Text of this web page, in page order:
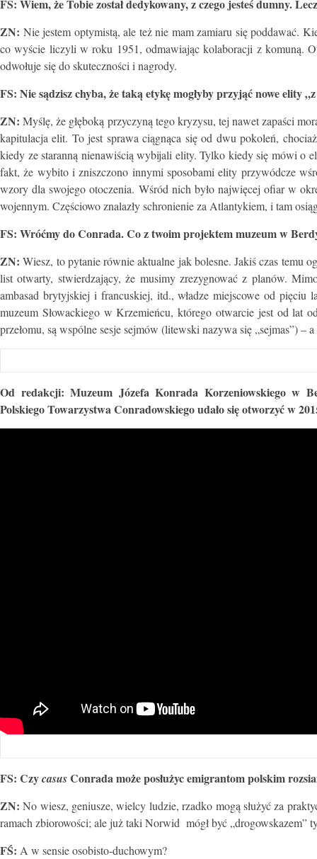
FS: Wiem, że Tobie został dedykowany, z czego jesteś dumny.
ZN: Nie jestem optymistą, ale też nie mam zamiaru się poddawać.
co wyście liczyli w roku 1951, odmawiając kolaboracji z komuną.
odwołuje się do skuteczności i nagrody.
FS: Nie sądzisz chyba, że taką etykę mogłyby przyjąć nowe
ZN: Myślę, że głęboką przyczyną tego kryzysu, tej nawet zapaści
kapitulacja elit. To jest sprawa ciągnąca się od dwu pokoleń,
kiedy ze staranną nienawiścią wybijali elity. Tylko kiedy się mówi o
fakt, że wybito i zniszczono innymi sposobami elity przywódcze
wzory dla swojego otoczenia. Wśród nich było najwięcej ofiar w
wojennym. Częściowo znalazły schronienie za Atlantykiem, i tam
FS: Wróćmy do Conrada. Co z twoim projektem muzeum w
ZN: Wiesz, to pytanie równie aktualne jak bolesne. Jakiś czas temu
list otwarty, stwierdzający, że musimy zrezygnować z planów.
ambasad brytyjskiej i francuskiej, itd., władze miejscowe od
muzeum Słowackiego w Krzemieńcu, którego otwarcie jest od lat
przełomu, są wspólne sesje sejmów (litewski nazywa się „sejmas”)
Od redakcji: Muzeum Józefa Konrada Korzeniowskiego w
Polskiego Towarzystwa Conradowskiego udało się otworzyć w
FS: CzycasusConrada może posłużyc emigrantom polskim
ZN: No wiesz, geniusze, wielcy ludzie, rzadko mogą służyć za
ramach zbiorowości; ale już taki Norwid mógł być „drogowskazem”
FŚ: A w sensie osobisto-duchowym?